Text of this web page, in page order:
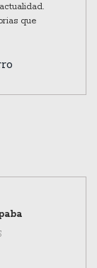
que